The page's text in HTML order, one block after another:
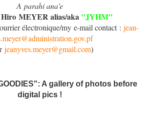
A parahi ana'e
Hiro MEYER alias/aka "JYHM"
électronique/my e-mail contact : jean-
jeanyves.meyer@gmail.com)
A gallery of photos before
digital pics !